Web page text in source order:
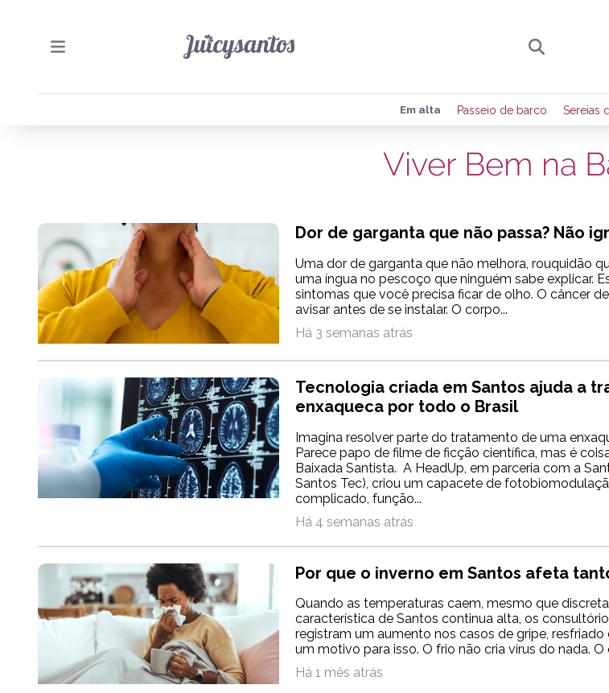
Preencha seus dados para
de eventos e notícias da
Em alta Passeio de barco Sereias
Viver Bem na
Dor de garganta que não passa? Não
Uma dor de garganta que não melhora, rouquidão
uma íngua no pescoço que ninguém sabe explicar.
sintomas que você precisa ficar de olho. O câncer
avisar antes de se instalar. O corpo...
Há 3 semanas atrás
Tecnologia criada em Santos ajuda a
enxaqueca por todo o Brasil
Imagina resolver parte do tratamento de uma
Parece papo de filme de ficção científica, mas é
Baixada Santista. A HeadUp, em parceria com a
Santos Tec), criou um capacete de
complicado, função...
Há 4 semanas atrás
Por que o inverno em Santos afeta
Quando as temperaturas caem, mesmo que
característica de Santos continua alta, os
registram um aumento nos casos de gripe, resfriado
um motivo para isso. O frio não cria vírus do nada. O
Há 1 mês atrás